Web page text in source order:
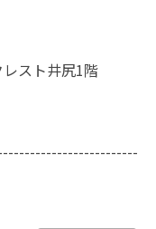
スト井尻1階